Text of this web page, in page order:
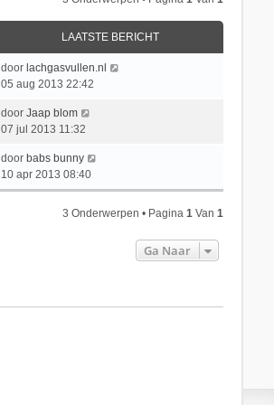
LAATSTE BERICHT
door lachgasvullen.nl
05 aug 2013 22:42
door Jaap blom
07 jul 2013 11:32
door babs bunny
10 apr 2013 08:40
3 Onderwerpen • Pagina1 Van1
Ga Naar